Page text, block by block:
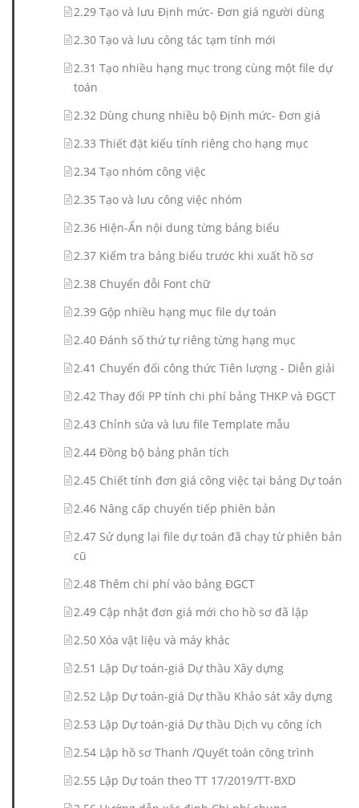
2.29 Tạo và lưu Định mức- Đơn giá người dùng
2.30 Tạo và lưu công tác tạm tính mới
2.31 Tạo nhiều hạng mục trong cùng một file dự
toán
2.32 Dùng chung nhiều bộ Định mức- Đơn giá
2.33 Thiết đặt kiểu tính riêng cho hạng mục
2.34 Tạo nhóm công việc
2.35 Tạo và lưu công việc nhóm
2.36 Hiện-Ẩn nội dung từng bảng biểu
2.37 Kiểm tra bảng biểu trước khi xuất hồ sơ
2.38 Chuyển đỗi Font chữ
2.39 Gộp nhiều hạng mục file dự toán
2.40 Đánh số thứ tự riêng từng hạng mục
2.41 Chuyển đổi công thức Tiên lượng - Diễn giải
2.42 Thay đổi PP tính chi phí bảng THKP và ĐGCT
2.43 Chỉnh sửa và lưu file Template mẫu
2.44 Đồng bộ bảng phân tích
2.45 Chiết tính đơn giá công việc tại bảng Dự toán
2.46 Nâng cấp chuyển tiếp phiên bản
2.47 Sử dụng lại file dự toán đã chạy từ phiên bản
cũ
2.48 Thêm chi phí vào bảng ĐGCT
2.49 Cập nhật đơn giá mới cho hồ sơ đã lập
2.50 Xóa vật liệu và máy khác
2.51 Lập Dự toán-giá Dự thầu Xây dựng
2.52 Lập Dự toán-giá Dự thầu Khảo sát xây dựng
2.53 Lập Dự toán-giá Dự thầu Dịch vụ công ích
2.54 Lập hồ sơ Thanh /Quyết toán công trình
2.55 Lập Dự toán theo TT 17/2019/TT-BXD